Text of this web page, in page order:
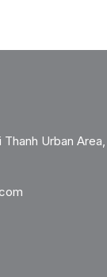
Thanh Urban